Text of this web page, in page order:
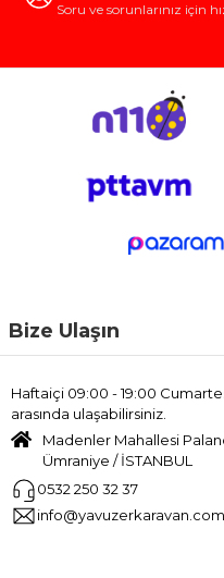
Soru ve sorunlarınız için
Bize Ulaşın
Haftaiçi 09:00 - 19:00
arasında ulaşabilirsiniz.
Madenler Mahallesi
Ümraniye / İSTANBUL
0532 250 32 37
info@yavuzerkaravan.com